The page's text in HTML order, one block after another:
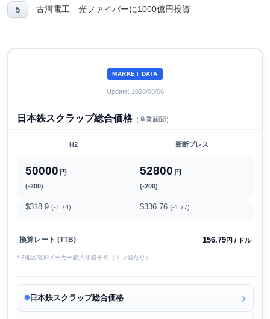
古河電工 光ファイバーに1000億円投資
MARKET DATA
Update: 2026/08/06
日本鉄スクラップ総合価格（産業新聞）
H2 新断プレス
50000 円
(-200)
52800 円
(-200)
$318.9 (-1.74) $336.76 (-1.77)
換算レート (TTB) 156.79円 / ドル
* 3地区電炉メーカー購入価格平均（トン当たり）
日本鉄スクラップ総合価格